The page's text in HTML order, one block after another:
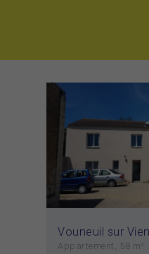
Vouneuil sur
Appartement 58 m²